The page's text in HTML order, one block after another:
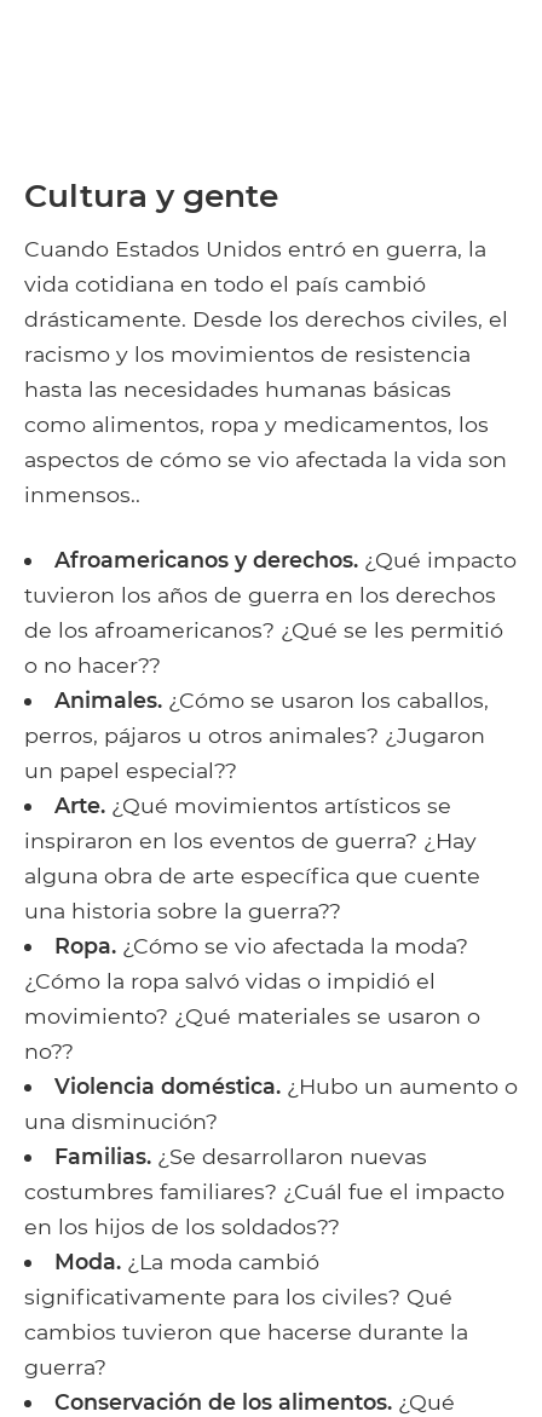
Cultura y gente
Cuando Estados Unidos entró en guerra, la
vida cotidiana en todo el país cambió
drásticamente. Desde los derechos civiles, el
racismo y los movimientos de resistencia
hasta las necesidades humanas básicas
como alimentos, ropa y medicamentos, los
aspectos de cómo se vio afectada la vida son
inmensos..
Afroamericanos y derechos. ¿Qué impacto
tuvieron los años de guerra en los derechos
de los afroamericanos? ¿Qué se les permitió
o no hacer??
Animales. ¿Cómo se usaron los caballos,
perros, pájaros u otros animales? ¿Jugaron
un papel especial??
Arte. ¿Qué movimientos artísticos se
inspiraron en los eventos de guerra? ¿Hay
alguna obra de arte específica que cuente
una historia sobre la guerra??
Ropa. ¿Cómo se vio afectada la moda?
¿Cómo la ropa salvó vidas o impidió el
movimiento? ¿Qué materiales se usaron o
no??
Violencia doméstica. ¿Hubo un aumento o
una disminución?
Familias. ¿Se desarrollaron nuevas
costumbres familiares? ¿Cuál fue el impacto
en los hijos de los soldados??
Moda. ¿La moda cambió
significativamente para los civiles? Qué
cambios tuvieron que hacerse durante la
guerra?
Conservación de los alimentos. ¿Qué